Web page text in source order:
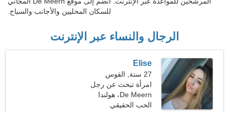
للسكان المحليين والأجانب والسياح.
الرجال والنساء عبر الإنترنت
Elise
27 سنة, القوس
امرأة تبحث عن رجل
De Meern، هولندا
الحب الحقيقي